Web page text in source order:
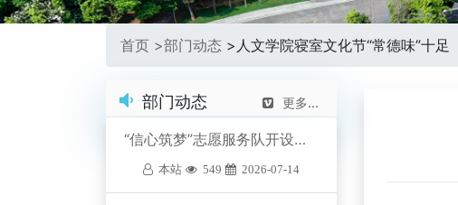
首页 >部门动态 > 人文学院寝室文化节“常德味”十足
部门动态 更多...
​“信心筑梦”志愿服务队开设公益编程课堂
本站 549 2026-07-14